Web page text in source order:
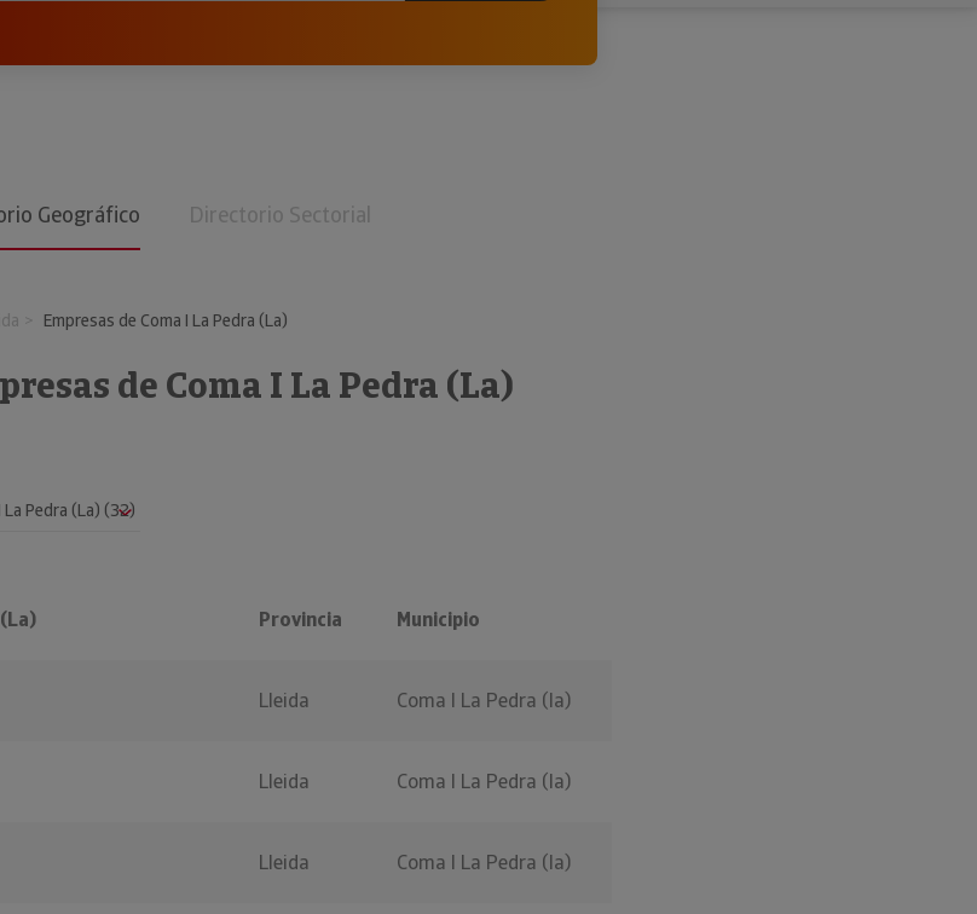
Geográfico Directorio Sectorial
Empresas de Coma I La Pedra (La)
de Coma I La Pedra (La)
Provincia Municipio
Lleida Coma I La Pedra (la)
Lleida Coma I La Pedra (la)
Lleida Coma I La Pedra (la)